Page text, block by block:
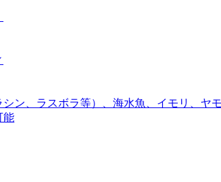
ン、ラスボラ等）、海水魚、イモリ、ヤ
能